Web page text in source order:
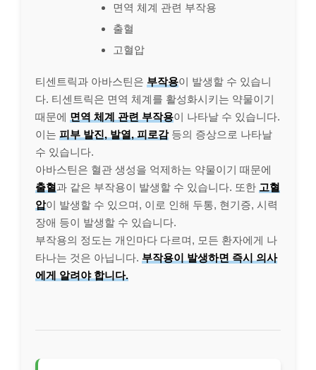
면역 체계 관련 부작용
출혈
고혈압
티센트릭과 아바스틴은 부작용이 발생할 수 있습니
다. 티센트릭은 면역 체계를 활성화시키는 약물이기
때문에 면역 체계 관련 부작용이 나타날 수 있습니다.
이는 피부 발진, 발열, 피로감등의 증상으로 나타날
수 있습니다.
아바스틴은 혈관 생성을 억제하는 약물이기 때문에
출혈과 같은 부작용이 발생할 수 있습니다. 또한 고혈
압이 발생할 수 있으며, 이로 인해 두통, 현기증, 시력
장애 등이 발생할 수 있습니다.
부작용의 정도는 개인마다 다르며, 모든 환자에게 나
타나는 것은 아닙니다. 부작용이 발생하면 즉시 의사
에게 알려야 합니다.